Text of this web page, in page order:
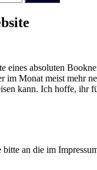
eines absoluten
im Monat meist mehr
kann. Ich hoffe, ihr
bitte an die im